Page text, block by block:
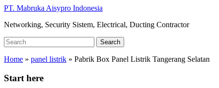
Skip
main
PT. Mabruka Aisypro Indonesia
Networking, Security Sistem, Electrical, Ducting Contractor
Search
for:
Search
Home » panel listrik » Pabrik Box Panel Listrik Tangerang Selatan
Start here